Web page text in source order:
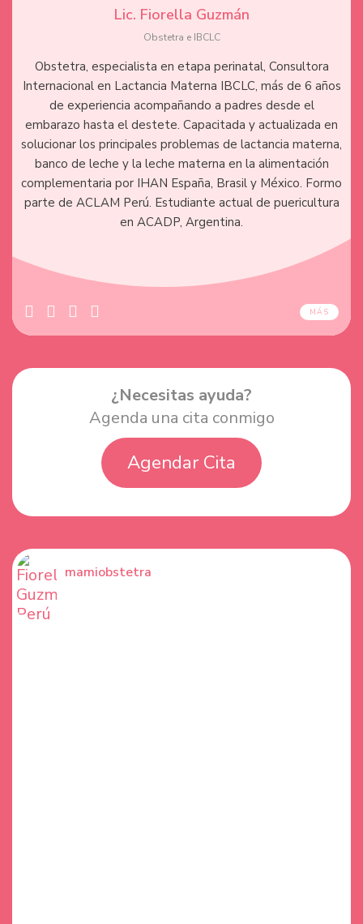
Lic. Fiorella Guzmán
Obstetra e IBCLC
Obstetra, especialista en etapa perinatal, Consultora
Internacional en Lactancia Materna IBCLC, más de 6 años
de experiencia acompañando a padres desde el
embarazo hasta el destete. Capacitada y actualizada en
solucionar los principales problemas de lactancia materna,
banco de leche y la leche materna en la alimentación
complementaria por IHAN España, Brasil y México. Formo
parte de ACLAM Perú. Estudiante actual de puericultura
en ACADP, Argentina.
MÁS
¿Necesitas ayuda?
Agenda una cita conmigo
Agendar Cita
mamiobstetra